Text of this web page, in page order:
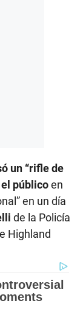
un “rifle de
públicoen
en un día
de la Policía
Highland